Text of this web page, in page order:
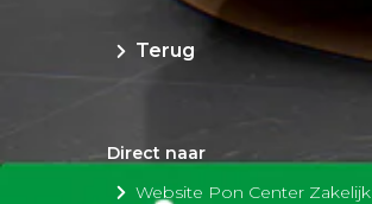
Terug
Direct naar
Website Pon Center Zakelijk